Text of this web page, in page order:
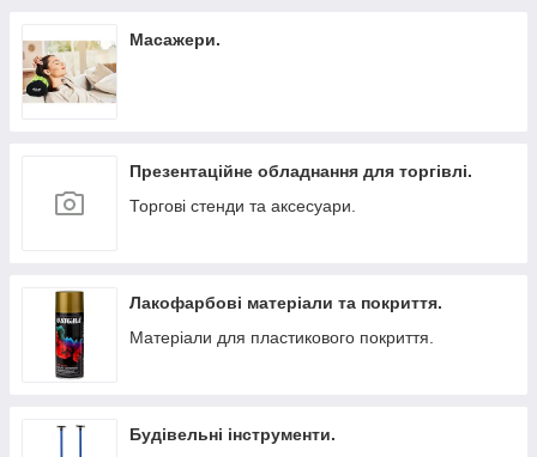
Масажери.
Презентаційне обладнання для торгівлі.
Торгові стенди та аксесуари.
Лакофарбові матеріали та покриття.
Матеріали для пластикового покриття.
Будівельні інструменти.